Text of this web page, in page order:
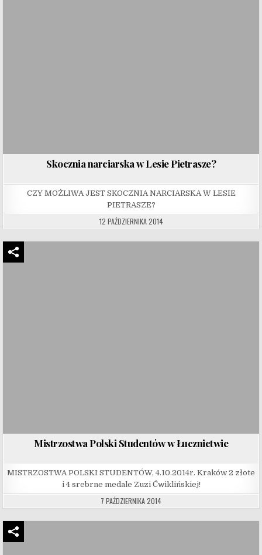
Skocznia narciarska w Lesie Pietrasze?
CZY MOŻLIWA JEST SKOCZNIA NARCIARSKA W LESIE
PIETRASZE?
12 PAŹDZIERNIKA 2014
Mistrzostwa Polski Studentów w Łucznictwie
MISTRZOSTWA POLSKI STUDENTÓW, 4.10.2014r. Kraków 2 złote
i 4 srebrne medale Zuzi Ćwiklińskiej!
7 PAŹDZIERNIKA 2014